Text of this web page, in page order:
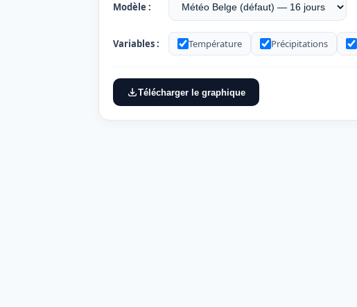
Modèle :
Variables : Température Précipitations
Télécharger le graphique